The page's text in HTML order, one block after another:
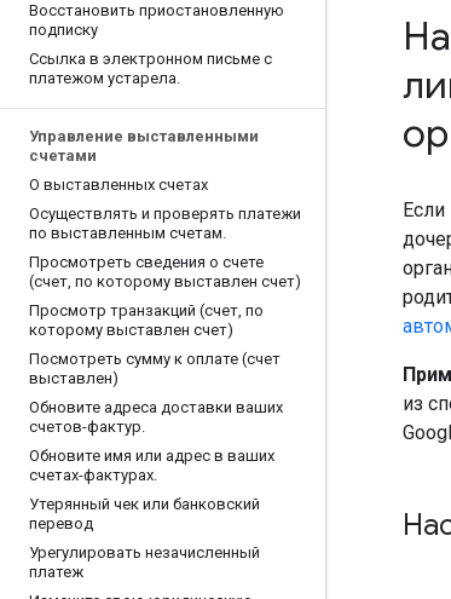
Восстановить приостановленную
подписку
Ссылка в электронном письме с
платежом устарела.
Управление выставленными
счетами
О выставленных счетах
Осуществлять и проверять платежи
по выставленным счетам.
Просмотреть сведения о счете
(счет, по которому выставлен счет)
Просмотр транзакций (счет, по
которому выставлен счет)
Посмотреть сумму к оплате (счет
выставлен)
Обновите адреса доставки ваших
счетов-фактур.
Обновите имя или адрес в ваших
счетах-фактурах.
Утерянный чек или банковский
перевод
Урегулировать незачисленный
платеж
Если
из